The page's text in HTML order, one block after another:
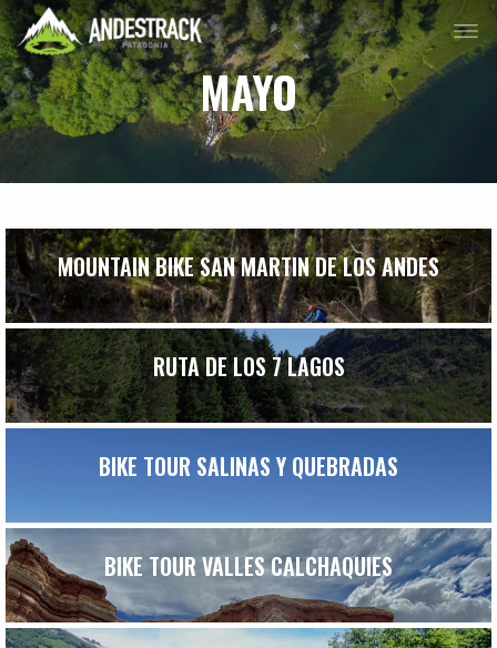
MAYO
MOUNTAIN BIKE SAN MARTIN DE LOS ANDES
RUTA DE LOS 7 LAGOS
BIKE TOUR SALINAS Y QUEBRADAS
BIKE TOUR VALLES CALCHAQUIES